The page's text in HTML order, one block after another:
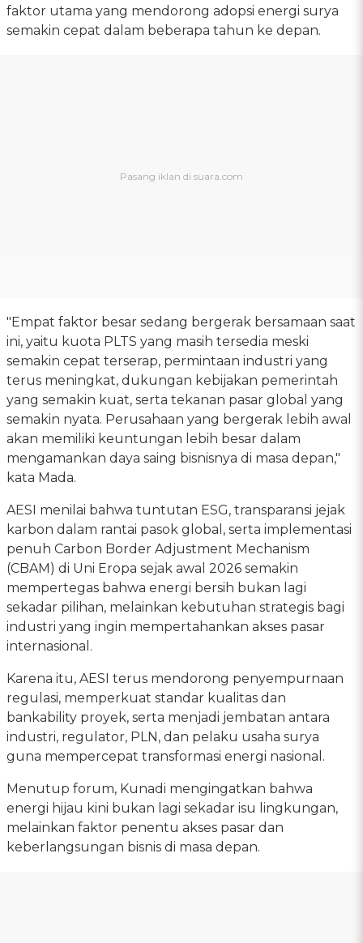
faktor utama yang mendorong adopsi energi surya
semakin cepat dalam beberapa tahun ke depan.
"Empat faktor besar sedang bergerak bersamaan saat
ini, yaitu kuota PLTS yang masih tersedia meski
semakin cepat terserap, permintaan industri yang
terus meningkat, dukungan kebijakan pemerintah
yang semakin kuat, serta tekanan pasar global yang
semakin nyata. Perusahaan yang bergerak lebih awal
akan memiliki keuntungan lebih besar dalam
mengamankan daya saing bisnisnya di masa depan,"
kata Mada.
AESI menilai bahwa tuntutan ESG, transparansi jejak
karbon dalam rantai pasok global, serta implementasi
penuh Carbon Border Adjustment Mechanism
(CBAM) di Uni Eropa sejak awal 2026 semakin
mempertegas bahwa energi bersih bukan lagi
sekadar pilihan, melainkan kebutuhan strategis bagi
industri yang ingin mempertahankan akses pasar
internasional.
Karena itu, AESI terus mendorong penyempurnaan
regulasi, memperkuat standar kualitas dan
bankability proyek, serta menjadi jembatan antara
industri, regulator, PLN, dan pelaku usaha surya
guna mempercepat transformasi energi nasional.
Menutup forum, Kunadi mengingatkan bahwa
energi hijau kini bukan lagi sekadar isu lingkungan,
melainkan faktor penentu akses pasar dan
keberlangsungan bisnis di masa depan.